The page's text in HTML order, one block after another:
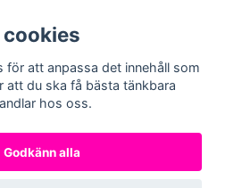
för att anpassa det innehåll som
att du ska få bästa tänkbara
hos oss.
Godkänn alla